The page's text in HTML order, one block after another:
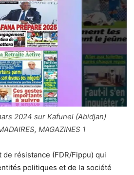
2024 sur Kafunel (Abidjan)
MAGAZINES 1
résistance (FDR/Fippu) qui
politiques et de la société